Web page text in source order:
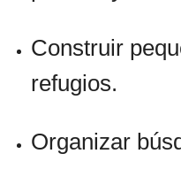
Construir
refugios.
Organizar